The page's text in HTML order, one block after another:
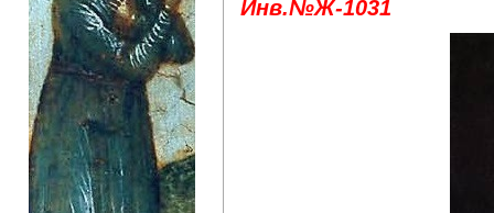
Инв.№Ж-1031